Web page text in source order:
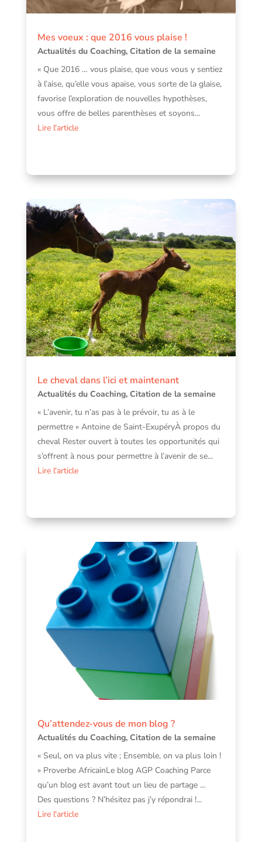
Mes voeux : que 2016 vous plaise !
Actualités du Coaching, Citation de la semaine
« Que 2016 … vous plaise, que vous vous y sentiez
à l’aise, qu’elle vous apaise, vous sorte de la glaise,
favorise l’exploration de nouvelles hypothèses,
vous offre de belles parenthèses et soyons...
Lire l'article
Le cheval dans l’ici et maintenant
Actualités du Coaching, Citation de la semaine
« L’avenir, tu n’as pas à le prévoir, tu as à le
permettre » Antoine de Saint-ExupéryÀ propos du
cheval Rester ouvert à toutes les opportunités qui
s’offrent à nous pour permettre à l’avenir de se...
Lire l'article
Qu’attendez-vous de mon blog ?
Actualités du Coaching, Citation de la semaine
« Seul, on va plus vite ; Ensemble, on va plus loin !
» Proverbe AfricainLe blog AGP Coaching Parce
qu’un blog est avant tout un lieu de partage …
Des questions ? N’hésitez pas j’y répondrai !...
Lire l'article